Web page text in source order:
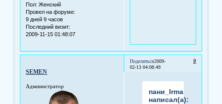
Пол: Женский
Провел на форуме:
9 дней 9 часов
Последний визит:
2009-11-15 01:48:07
Поделиться 9
2009-
02-13 04:08:49
SEMEN
Администратор
пани_Irma
написал(а):